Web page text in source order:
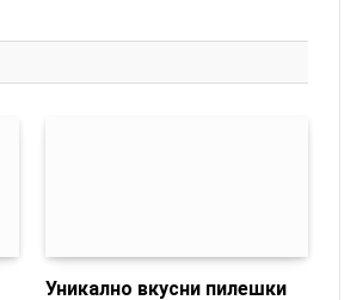
Уникално вкусни пилешки